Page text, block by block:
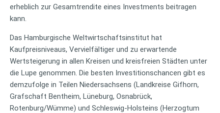
erheblich zur Gesamtrendite eines Investments beitragen
kann.
Das Hamburgische Weltwirtschaftsinstitut hat
Kaufpreisniveaus, Vervielfältiger und zu erwartende
Wertsteigerung in allen Kreisen und kreisfreien Städten unter
die Lupe genommen. Die besten Investitionschancen gibt es
demzufolge in Teilen Niedersachsens (Landkreise Gifhorn,
Grafschaft Bentheim, Lüneburg, Osnabrück,
Rotenburg/Wümme) und Schleswig-Holsteins (Herzogtum